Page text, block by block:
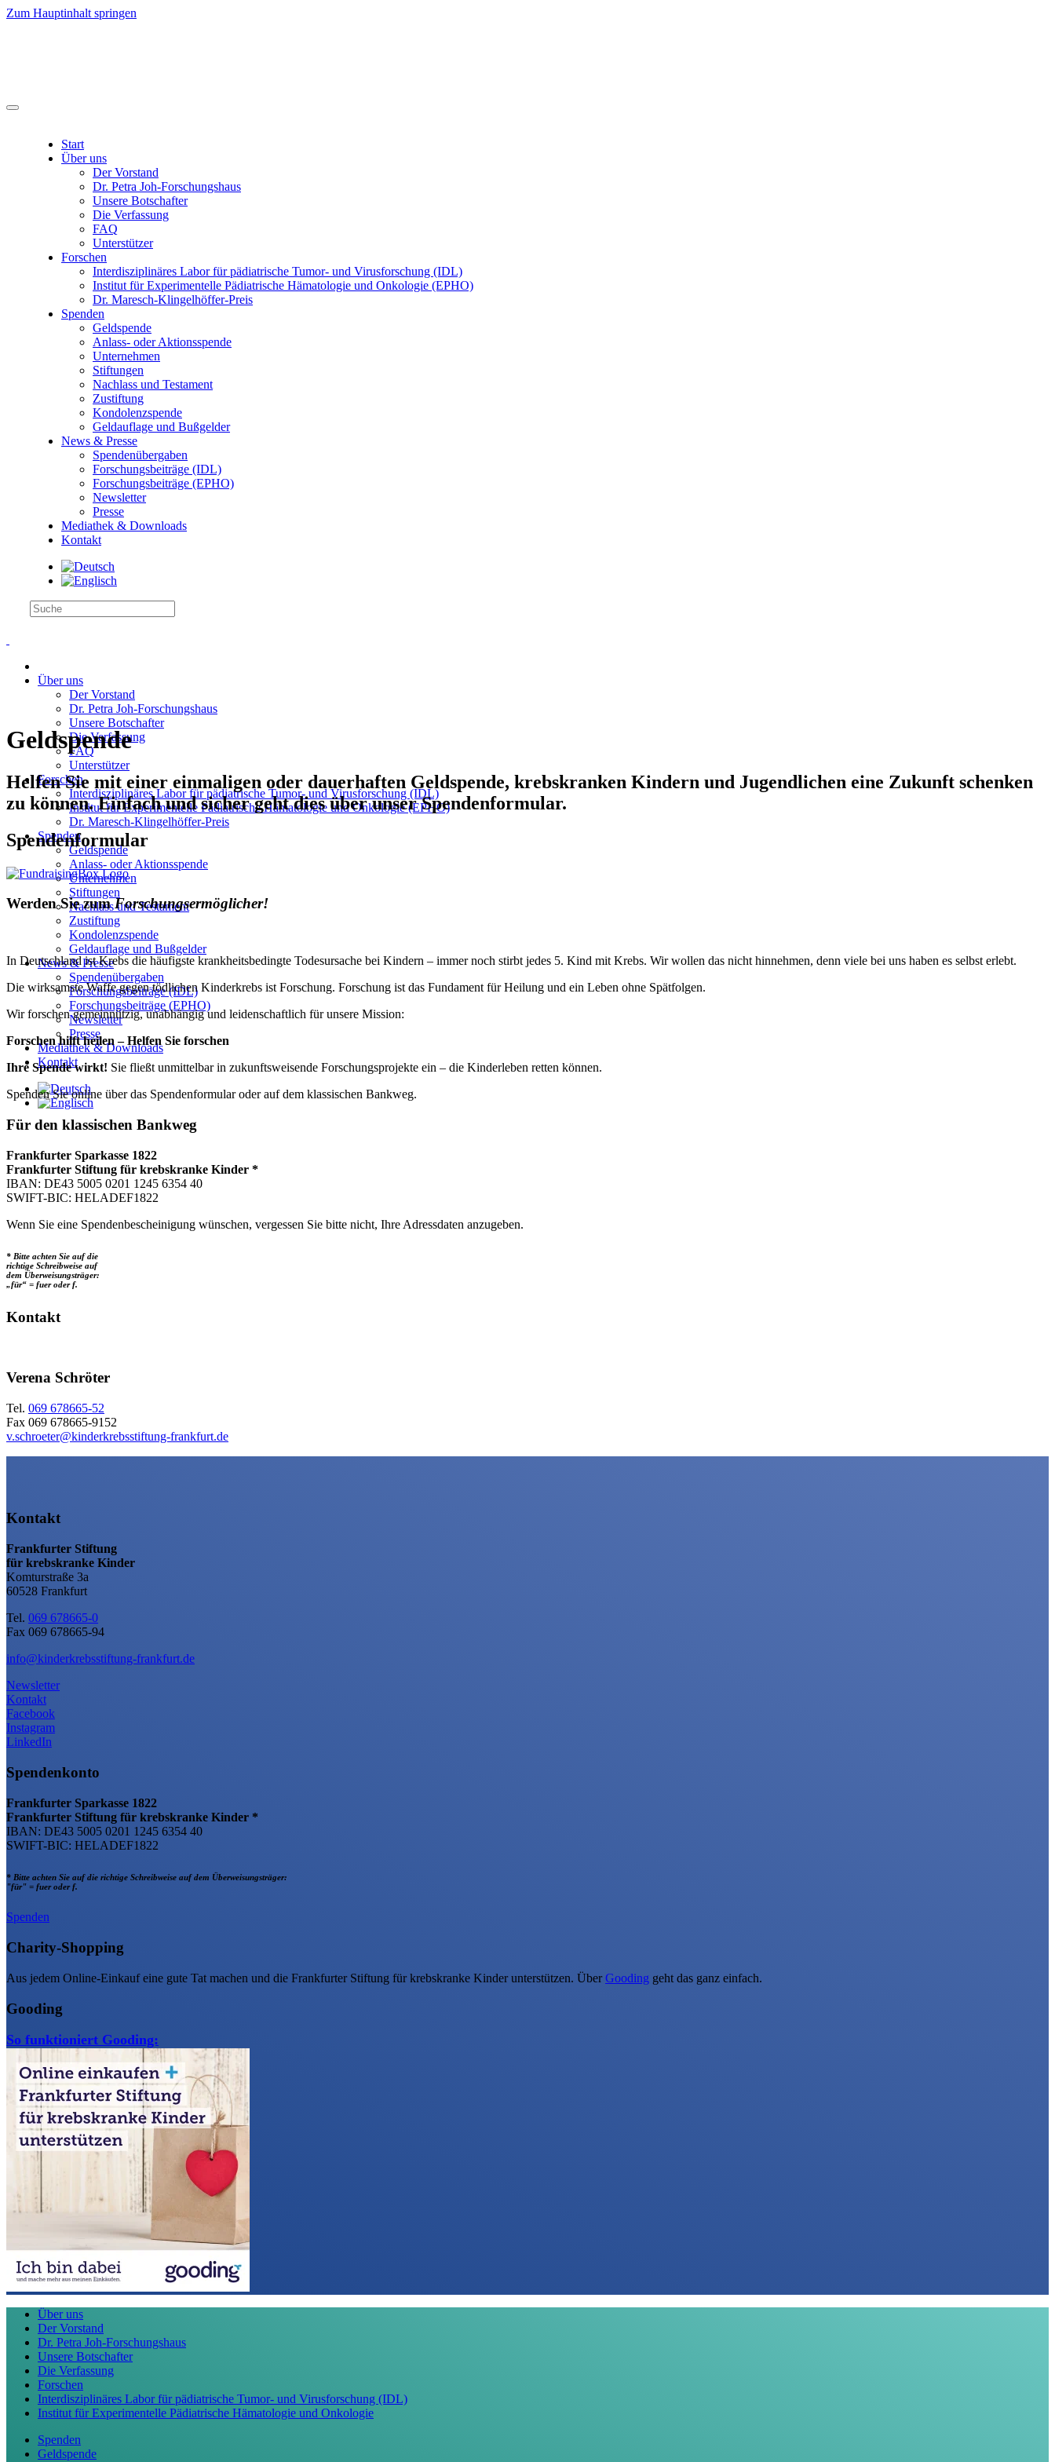
Zum Hauptinhalt springen
Start
Über uns
Der Vorstand
Dr. Petra Joh-Forschungshaus
Unsere Botschafter
Die Verfassung
FAQ
Unterstützer
Forschen
Interdisziplinäres Labor für pädiatrische Tumor- und Virusforschung (IDL)
Institut für Experimentelle Pädiatrische Hämatologie und Onkologie (EPHO)
Dr. Maresch-Klingelhöffer-Preis
Spenden
Geldspende
Anlass- oder Aktionsspende
Unternehmen
Stiftungen
Nachlass und Testament
Zustiftung
Kondolenzspende
Geldauflage und Bußgelder
News & Presse
Spendenübergaben
Forschungsbeiträge (IDL)
Forschungsbeiträge (EPHO)
Newsletter
Presse
Mediathek & Downloads
Kontakt
Über uns
Der Vorstand
Dr. Petra Joh-Forschungshaus
Unsere Botschafter
Die Verfassung
FAQ
Unterstützer
Forschen
Interdisziplinäres Labor für pädiatrische Tumor- und Virusforschung (IDL)
Institut für Experimentelle Pädiatrische Hämatologie und Onkologie (EPHO)
Dr. Maresch-Klingelhöffer-Preis
Spenden
Geldspende
Anlass- oder Aktionsspende
Unternehmen
Stiftungen
Nachlass und Testament
Zustiftung
Kondolenzspende
Geldauflage und Bußgelder
News & Presse
Spendenübergaben
Forschungsbeiträge (IDL)
Forschungsbeiträge (EPHO)
Newsletter
Presse
Mediathek & Downloads
Kontakt
Geldspende
Helfen Sie mit einer einmaligen oder dauerhaften Geldspende, krebskranken Kindern und Jugendlichen eine Zukunft schenken
zu können. Einfach und sicher geht dies über unser Spendenformular.
Spendenformular
Werden Sie zumForschungsermöglicher!
In Deutschland ist Krebs die häufigste krankheitsbedingte Todesursache bei Kindern – immer noch stirbt jedes 5. Kind mit Krebs. Wir wollen das nicht hinnehmen, denn viele bei uns haben es selbst erlebt.
Die wirksamste Waffe gegen tödlichen Kinderkrebs ist Forschung. Forschung ist das Fundament für Heilung und ein Leben ohne Spätfolgen.
Wir forschen gemeinnützig, unabhängig und leidenschaftlich für unsere Mission:
Forschen hilft heilen – Helfen Sie forschen
Ihre Spende wirkt! Sie fließt unmittelbar in zukunftsweisende Forschungsprojekte ein – die Kinderleben retten können.
Spenden Sie online über das Spendenformular oder auf dem klassischen Bankweg.
Für den klassischen Bankweg
Frankfurter Sparkasse 1822
Frankfurter Stiftung für krebskranke Kinder *
IBAN: DE43 5005 0201 1245 6354 40
SWIFT-BIC: HELADEF1822
Wenn Sie eine Spendenbescheinigung wünschen, vergessen Sie bitte nicht, Ihre Adressdaten anzugeben.
* Bitte achten Sie auf die
richtige Schreibweise auf
dem Überweisungsträger:
„für“ = fuer oder f.
Kontakt
Verena Schröter
Tel. 069 678665-52
Fax 069 678665-9152
v.schroeter@kinderkrebsstiftung-frankfurt.de
Kontakt
Frankfurter Stiftung
für krebskranke Kinder
Komturstraße 3a
60528 Frankfurt
Tel. 069 678665-0
Fax 069 678665-94
info@kinderkrebsstiftung-frankfurt.de
Newsletter
Kontakt
Facebook
Instagram
LinkedIn
Spendenkonto
Frankfurter Sparkasse 1822
Frankfurter Stiftung für krebskranke Kinder *
IBAN: DE43 5005 0201 1245 6354 40
SWIFT-BIC: HELADEF1822
* Bitte achten Sie auf die richtige Schreibweise auf dem Überweisungsträger:
"für" = fuer oder f.
Spenden
Charity-Shopping
Aus jedem Online-Einkauf eine gute Tat machen und die Frankfurter Stiftung für krebskranke Kinder unterstützen. ÜberGooding geht das ganz einfach.
Gooding
So funktioniert Gooding:
Über uns
Der Vorstand
Dr. Petra Joh-Forschungshaus
Unsere Botschafter
Die Verfassung
Forschen
Interdisziplinäres Labor für pädiatrische Tumor- und Virusforschung (IDL)
Institut für Experimentelle Pädiatrische Hämatologie und Onkologie
Spenden
Geldspende